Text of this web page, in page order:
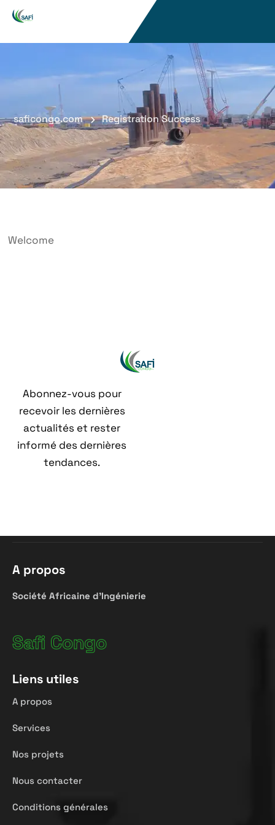
saficongo.com Registration Success
Welcome
Abonnez-vous pour
recevoir les dernières
actualités et rester
informé des dernières
tendances.
A propos
Société Africaine d’Ingénierie
Safi Congo
Liens utiles
A propos
Services
Nos projets
Nous contacter
Conditions générales